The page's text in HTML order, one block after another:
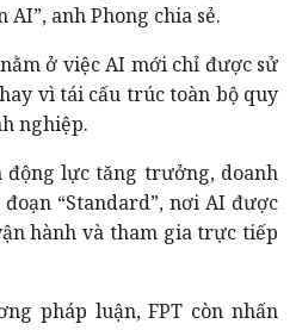
anh Phong chia sẻ.
ở việc AI mới chỉ được sử
vì tái cấu trúc toàn bộ quy
nghiệp.
lực tăng trưởng, doanh
“Standard”, nơi AI được
hành và tham gia trực tiếp
pháp luận, FPT còn nhấn